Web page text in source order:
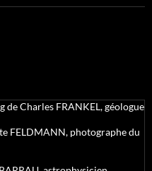
de Charles FRANKEL, géologue
FELDMANN, photographe du